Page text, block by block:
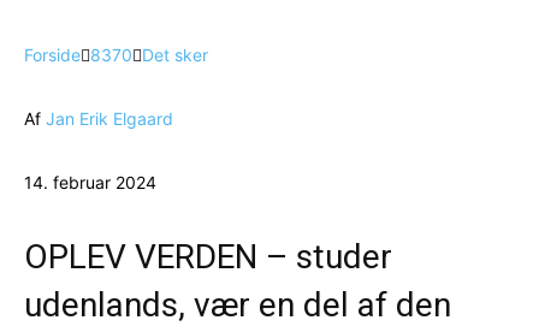
Forside 8370 Det sker
Af Jan Erik Elgaard
14. februar 2024
OPLEV VERDEN – studer
udenlands, vær en del af den